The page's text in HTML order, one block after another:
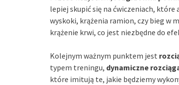
lepiej skupić się na ćwiczeniach,
wyskoki, krążenia ramion, czy bieg w
krążenie krwi, co jest niezbędne do
Kolejnym ważnym punktem jest
typem treningu, dynamiczne
które imitują te, jakie będziemy